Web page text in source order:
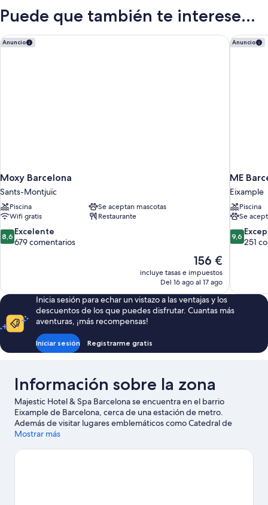
Puede que también te interese...
Anuncio
Moxy Barcelona
Sants-Montjuïc
Piscina
Se aceptan mascotas
Wifi gratis
Restaurante
8.6
sobre
8,6 Excelente
679 comentarios
El
precio
actual
de
156 €
156 €
incluye tasas e impuestos
Del 16 ago al 17 ago
Moxy Barcelona Anuncio
ME
Eixample
Piscina
Se
9.6
sobre
9,6
251
ME
Inicia sesión para echar un vistazo a las ventajas y los
descuentos de los que puedes disfrutar. Cuantas más
aventuras, ¡más recompensas!
Iniciar sesión Registrarme gratis
Información sobre la zona
Majestic Hotel & Spa Barcelona se encuentra en el barrio
Eixample de Barcelona, cerca de una estación de metro.
Además de visitar lugares emblemáticos como Catedral de
Barcelona y Casa Batlló, podrás apreciar la belleza natural de
Girona y Museo Marítimo de Barcelona también merecen la
Mostrar más